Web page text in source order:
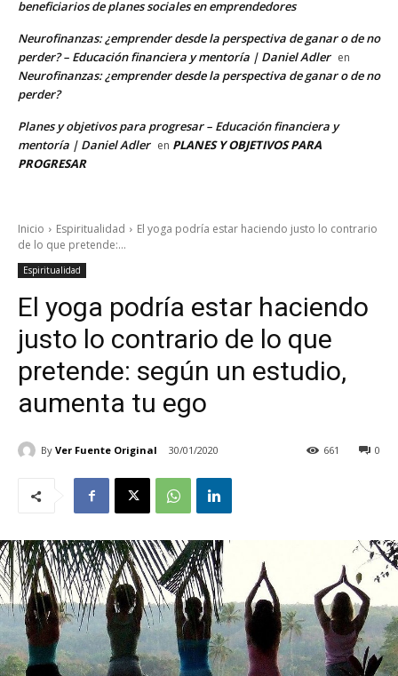
beneficiarios de planes sociales en emprendedores
Neurofinanzas: ¿emprender desde la perspectiva de ganar o de no
perder? – Educación financiera y mentoría | Daniel Adler en
Neurofinanzas: ¿emprender desde la perspectiva de ganar o de no
perder?
Planes y objetivos para progresar – Educación financiera y
mentoría | Daniel Adler en PLANES Y OBJETIVOS PARA
PROGRESAR